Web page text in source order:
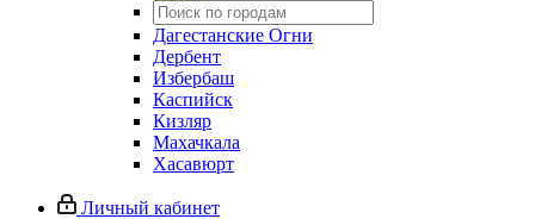
Дагестанские Огни
Дербент
Избербаш
Каспийск
Кизляр
Махачкала
Хасавюрт
Личный кабинет